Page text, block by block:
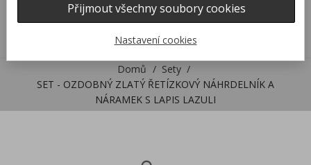
Domů
Sety
SET - OZDOBNÝ ZLATÝ ŘETÍZKOVÝ NÁHRDELNÍK A
NÁRAMEK S LAPIS LAZULI
Přijmout všechny soubory cookies
Nastavení cookies